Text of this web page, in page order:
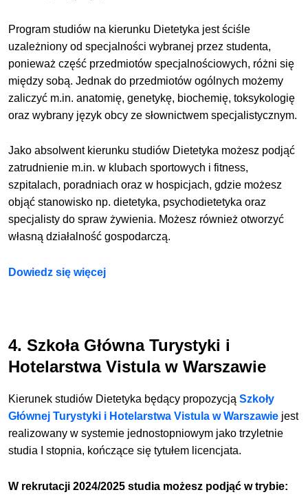
Program studiów na kierunku Dietetyka jest ściśle
uzależniony od specjalności wybranej przez studenta,
ponieważ część przedmiotów specjalnościowych, różni się
między sobą. Jednak do przedmiotów ogólnych możemy
zaliczyć m.in. anatomię, genetykę, biochemię, toksykologię
oraz wybrany język obcy ze słownictwem specjalistycznym.
Jako absolwent kierunku studiów Dietetyka możesz podjąć
zatrudnienie m.in. w klubach sportowych i fitness,
szpitalach, poradniach oraz w hospicjach, gdzie możesz
objąć stanowisko np. dietetyka, psychodietetyka oraz
specjalisty do spraw żywienia. Możesz również otworzyć
własną działalność gospodarczą.
Dowiedz się więcej
4. Szkoła Główna Turystyki i
Hotelarstwa Vistula w Warszawie
Kierunek studiów Dietetyka będący propozycjąSzkoły
Głównej Turystyki i Hotelarstwa Vistula w Warszawie jest
realizowany w systemie jednostopniowym jako trzyletnie
studia I stopnia, kończące się tytułem licencjata.
W rekrutacji 2024/2025 studia możesz podjąć w trybie: